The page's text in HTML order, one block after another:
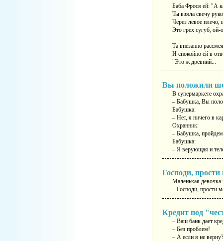
Баба Фрося ей: "А
Ты взяла свечу
Через левое плечо,
Это грех сугуб, ой-
Та внезапно
И спокойно ей в
"Это ж древний...
Вы положили
В супермаркете
– Бабушка, Вы
Бабушка:
– Нет, я ничего в
Охранник:
– Бабушка,
Бабушка:
– Я верующая и
Господи,
Маленькая
– Господи, прости
Кредит под
– Ваш банк дает
– Без проблем!
– А если я не верну?